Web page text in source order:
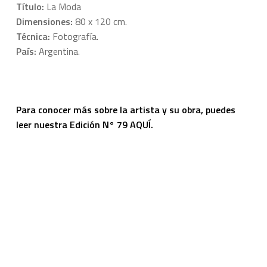
Título: La Moda
Dimensiones: 80 x 120 cm.
Técnica: Fotografía.
País: Argentina.
Para conocer más sobre la artista y su obra, puedes
leer nuestra Edición N° 79 AQUÍ.